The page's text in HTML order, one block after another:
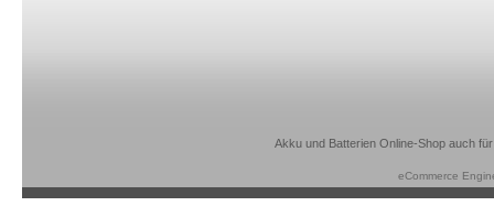
Akku und Batterien Online-Shop auch
eCommerce